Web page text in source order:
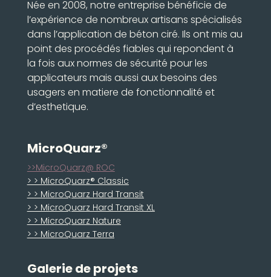
Née en 2008, notre entreprise bénéficie de
l’expérience de nombreux artisans spécialisés
dans l’application de béton ciré. Ils ont mis au
point des procédés fiables qui repondent à
la fois aux normes de sécurité pour les
applicateurs mais aussi aux besoins des
usagers en matiere de fonctionnalité et
d’esthetique.
MicroQuarz®
>>MicroQuarz@ ROC
> > MicroQuarz® Classic
> > MicroQuarz Hard Transit
> > MicroQuarz Hard Transit XL
> > MicroQuarz Nature
> > MicroQuarz Terra
Galerie de projets